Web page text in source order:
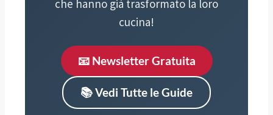
che hanno già trasformato la loro
cucina!
📧 Newsletter Gratuita
📚 Vedi Tutte le Guide